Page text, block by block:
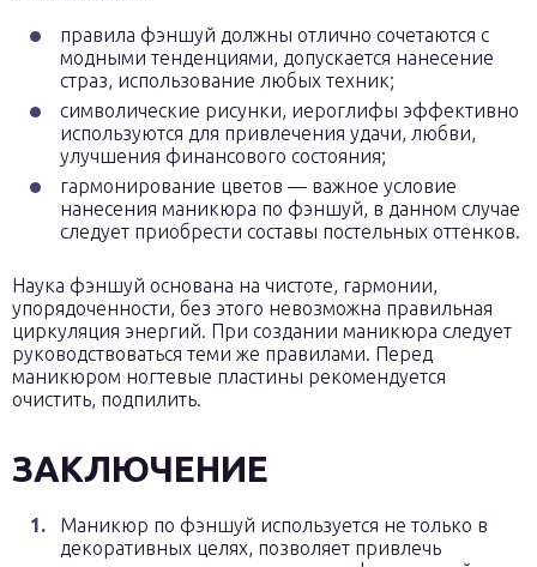
правила фэншуй должны отлично сочетаются с
модными тенденциями, допускается нанесение
страз, использование любых техник;
символические рисунки, иероглифы эффективно
используются для привлечения удачи, любви,
улучшения финансового состояния;
гармонирование цветов — важное условие
нанесения маникюра по фэншуй, в данном случае
следует приобрести составы постельных оттенков.
Наука фэншуй основана на чистоте, гармонии,
упорядоченности, без этого невозможна правильная
циркуляция энергий. При создании маникюра следует
руководствоваться теми же правилами. Перед
маникюром ногтевые пластины рекомендуется
очистить, подпилить.
ЗАКЛЮЧЕНИЕ
Маникюр по фэншуй используется не только в
декоративных целях, позволяет привлечь